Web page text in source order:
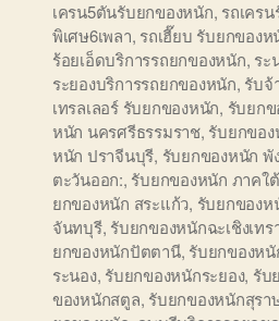
เครน5ตันรับยกของหนัก, รถเคร
พิเศษ6เพลา, รถเฮี๊ยบ รับยกของห
ร้อยเอ็ดบริการรถยกของหนัก, ระ
ระยองบริการรถยกของหนัก, รับจ้
เทรลเลอร์ รับยกของหนัก, รับยก
หนัก นครศรีธรรมราช, รับยกขอ
หนัก ปราจีนบุรี, รับยกของหนัก พั
ตะวันออก:, รับยกของหนัก ภาคใ
ยกของหนัก สระแก้ว, รับยกของห
จันทบุรี, รับยกของหนักฉะเชิงเทร
ยกของหนักปัตตานี, รับยกของห
ระนอง, รับยกของหนักระยอง, รับ
ของหนักสตูล, รับยกของหนักสุรา